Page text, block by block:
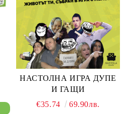
НАСТОЛНА ИГРА ДУПЕ
И ГАЩИ
€35.74
69.90лв.